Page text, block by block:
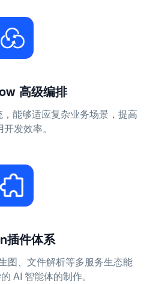
高级编排
能够适应复杂业务场景，提高
发效率。
插件体系
图、文件解析等多服务生态能
AI 智能体的制作。